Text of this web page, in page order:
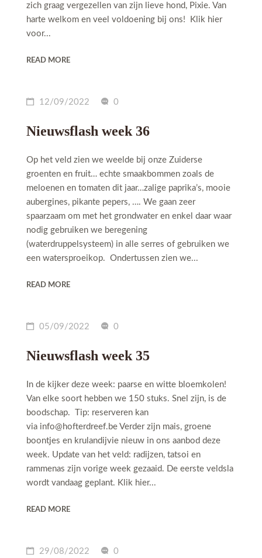
zich graag vergezellen van zijn lieve hond, Pixie. Van
harte welkom en veel voldoening bij ons! Klik hier
voor...
READ MORE
12/09/2022 0
Nieuwsflash week 36
Op het veld zien we weelde bij onze Zuiderse
groenten en fruit… echte smaakbommen zoals de
meloenen en tomaten dit jaar…zalige paprika’s, mooie
aubergines, pikante pepers, …. We gaan zeer
spaarzaam om met het grondwater en enkel daar waar
nodig gebruiken we beregening
(waterdruppelsysteem) in alle serres of gebruiken we
een watersproeikop. Ondertussen zien we...
READ MORE
05/09/2022 0
Nieuwsflash week 35
In de kijker deze week: paarse en witte bloemkolen!
Van elke soort hebben we 150 stuks. Snel zijn, is de
boodschap. Tip: reserveren kan
via info@hofterdreef.be Verder zijn mais, groene
boontjes en krulandijvie nieuw in ons aanbod deze
week. Update van het veld: radijzen, tatsoi en
rammenas zijn vorige week gezaaid. De eerste veldsla
wordt vandaag geplant. Klik hier...
READ MORE
29/08/2022 0